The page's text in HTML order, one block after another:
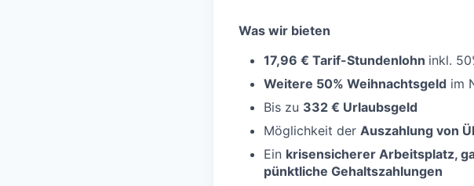
Was wir bieten
17,96 € Tarif-Stundenlohn inkl.
Weitere 50% Weihnachtsgeld im
Bis zu 332 € Urlaubsgeld
Möglichkeit der Auszahlung von
Ein krisensicherer Arbeitsplatz,
pünktliche Gehaltszahlungen